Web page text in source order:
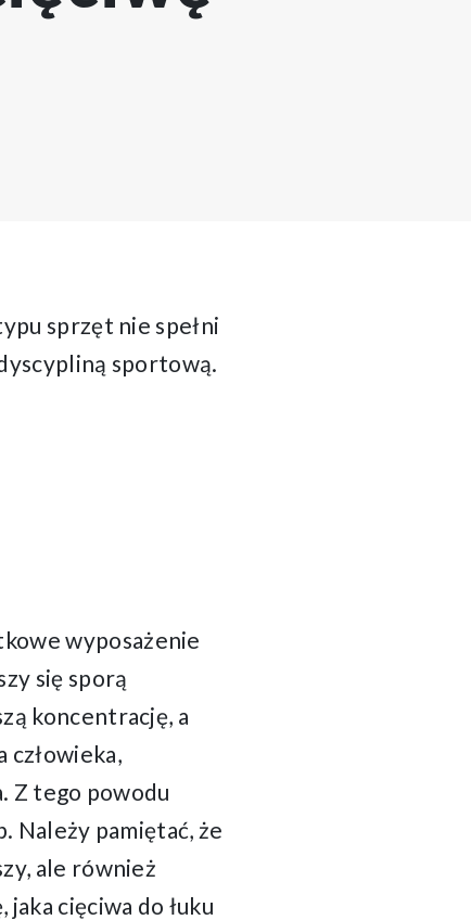
sprzęt nie spełni
sportową.
wyposażenie
się sporą
koncentrację, a
Z tego powodu
Należy pamiętać, że
ale również
cięciwa do łuku